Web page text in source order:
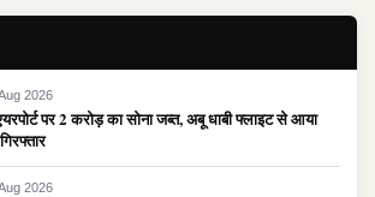
2026
पर 2 करोड़ का सोना जब्त, अबू धाबी फ्लाइट से आया
2026